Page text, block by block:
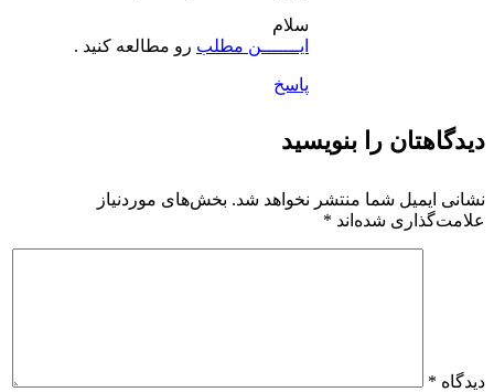
سلام
ایـــــــن مطلب رو مطالعه کنید .
پاسخ
دیدگاهتان را بنویسید
نشانی ایمیل شما منتشر نخواهد شد. بخش‌های موردنیاز
علامت‌گذاری شده‌اند *
دیدگاه *